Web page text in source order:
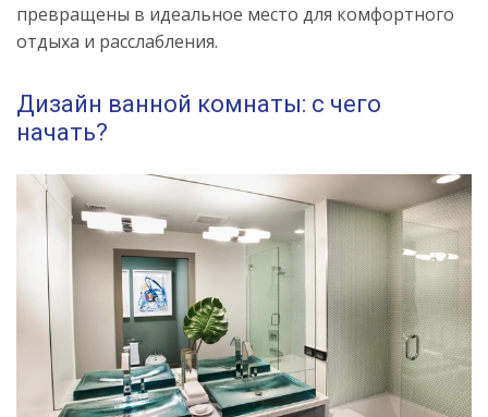
превращены в идеальное место для комфортного
отдыха и расслабления.
Дизайн ванной комнаты: с чего
начать?